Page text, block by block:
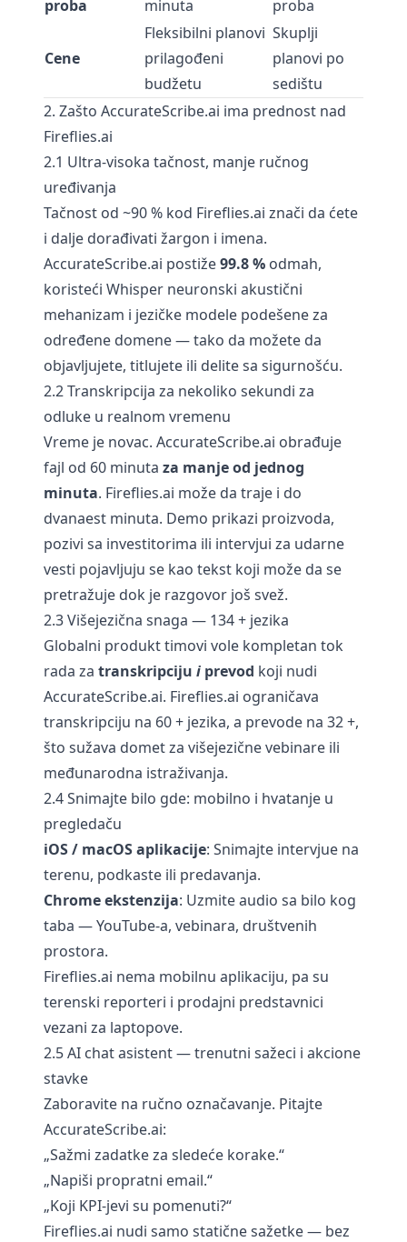
proba minuta proba
Cene
Fleksibilni planovi
prilagođeni
budžetu
Skuplji
planovi po
sedištu
2. Zašto AccurateScribe.ai ima prednost nad
Fireflies.ai
2.1 Ultra-visoka tačnost, manje ručnog
uređivanja
Tačnost od ~90 % kod Fireflies.ai znači da ćete
i dalje dorađivati žargon i imena.
AccurateScribe.ai postiže99.8 % odmah,
koristeći Whisper neuronski akustični
mehanizam i jezičke modele podešene za
određene domene — tako da možete da
objavljujete, titlujete ili delite sa sigurnošću.
2.2 Transkripcija za nekoliko sekundi za
odluke u realnom vremenu
Vreme je novac. AccurateScribe.ai obrađuje
fajl od 60 minuta za manje od jednog
minuta. Fireflies.ai može da traje i do
dvanaest minuta. Demo prikazi proizvoda,
pozivi sa investitorima ili intervjui za udarne
vesti pojavljuju se kao tekst koji može da se
pretražuje dok je razgovor još svež.
2.3 Višejezična snaga — 134 + jezika
Globalni produkt timovi vole kompletan tok
rada za transkripciju i prevod koji nudi
AccurateScribe.ai. Fireflies.ai ograničava
transkripciju na 60 + jezika, a prevode na 32 +,
što sužava domet za višejezične vebinare ili
međunarodna istraživanja.
2.4 Snimajte bilo gde: mobilno i hvatanje u
pregledaču
iOS / macOS aplikacije: Snimajte intervjue na
terenu, podkaste ili predavanja.
Chrome ekstenzija: Uzmite audio sa bilo kog
taba — YouTube-a, vebinara, društvenih
prostora.
Fireflies.ai nema mobilnu aplikaciju, pa su
terenski reporteri i prodajni predstavnici
vezani za laptopove.
2.5 AI chat asistent — trenutni sažeci i akcione
stavke
Zaboravite na ručno označavanje. Pitajte
AccurateScribe.ai:
„Sažmi zadatke za sledeće korake.“
„Napiši propratni email.“
„Koji KPI-jevi su pomenuti?“
Fireflies.ai nudi samo statične sažetke — bez